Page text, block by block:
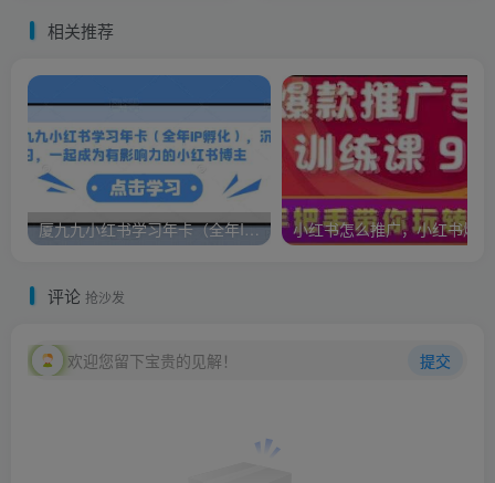
相关推荐
厦九九小红书学习年卡（全年IP孵化），沉浸式学习，一起成为有影响力的小红书博主
评论 抢沙发
欢迎您留下宝贵的见解！ 提交